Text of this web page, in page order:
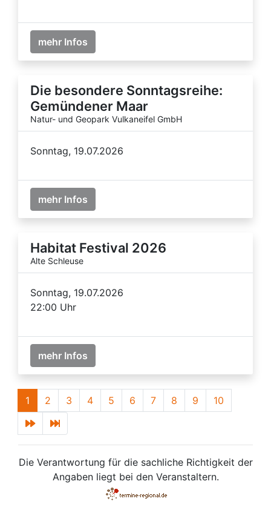
mehr Infos
Die besondere Sonntagsreihe:
Gemündener Maar
Natur- und Geopark Vulkaneifel GmbH
Sonntag, 19.07.2026
mehr Infos
Habitat Festival 2026
Alte Schleuse
Sonntag, 19.07.2026
22:00 Uhr
mehr Infos
1 2 3 4 5 6 7 8 9 10
Die Verantwortung für die sachliche Richtigkeit der
Angaben liegt bei den Veranstaltern.